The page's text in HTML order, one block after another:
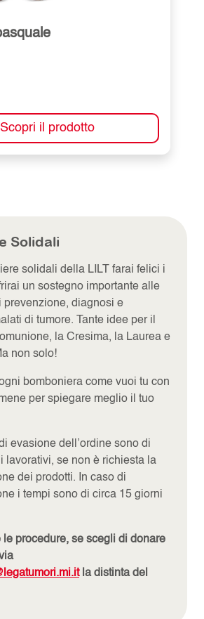
Scopri il prodotto
Solidali
solidali della LILT farai felici i
un sostegno importante alle
prevenzione, diagnosi e
di tumore. Tante idee per il
la Cresima, la Laurea e
non solo!
bomboniera come vuoi tu con
per spiegare meglio il tuo
evasione dell’ordine sono di
lavorativi, se non è richiesta la
dei prodotti. In caso di
i tempi sono di circa 15 giorni
le procedure, se scegli di donare
la distinta del